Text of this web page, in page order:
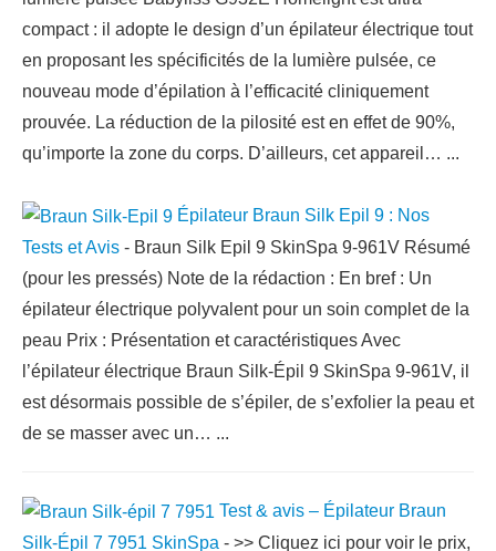
compact : il adopte le design d’un épilateur électrique tout
en proposant les spécificités de la lumière pulsée, ce
nouveau mode d’épilation à l’efficacité cliniquement
prouvée. La réduction de la pilosité est en effet de 90%,
qu’importe la zone du corps. D’ailleurs, cet appareil… ...
Épilateur Braun Silk Epil 9 : Nos
Tests et Avis - Braun Silk Epil 9 SkinSpa 9-961V Résumé
(pour les pressés) Note de la rédaction : En bref : Un
épilateur électrique polyvalent pour un soin complet de la
peau Prix : Présentation et caractéristiques Avec
l’épilateur électrique Braun Silk-Épil 9 SkinSpa 9-961V, il
est désormais possible de s’épiler, de s’exfolier la peau et
de se masser avec un… ...
Test & avis – Épilateur Braun
Silk-Épil 7 7951 SkinSpa - >> Cliquez ici pour voir le prix,